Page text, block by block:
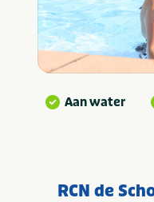
Aan water
RCN de